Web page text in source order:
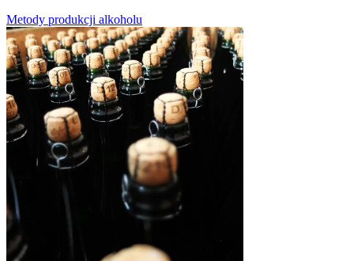
Metody produkcji alkoholu